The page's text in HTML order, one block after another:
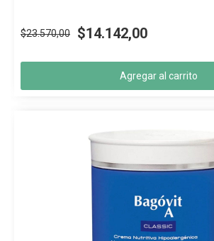
$23.570,00 $14.142,00
Agregar al carrito